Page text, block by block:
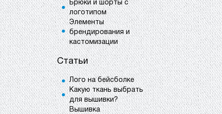
Брюки и шорты с
логотипом
Элементы
брендирования и
кастомизации
Статьи
Лого на бейсболке
Какую ткань выбрать
для вышивки?
Вышивка